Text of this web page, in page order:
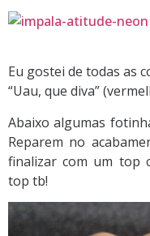
Eu gostei de todas as
“Uau, que diva”
Abaixo algumas
Reparem no
finalizar com um top
top tb!